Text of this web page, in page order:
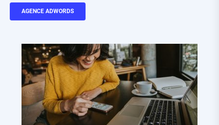
AGENCE ADWORDS